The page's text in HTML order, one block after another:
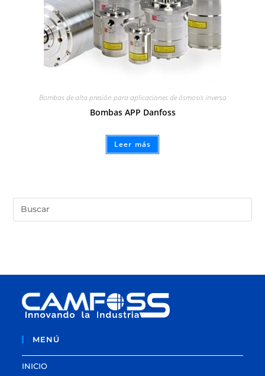
Bombas de alta presión para aplicaciones de ósmosis inversa
Bombas APP Danfoss
Leer más
MENÚ
INICIO